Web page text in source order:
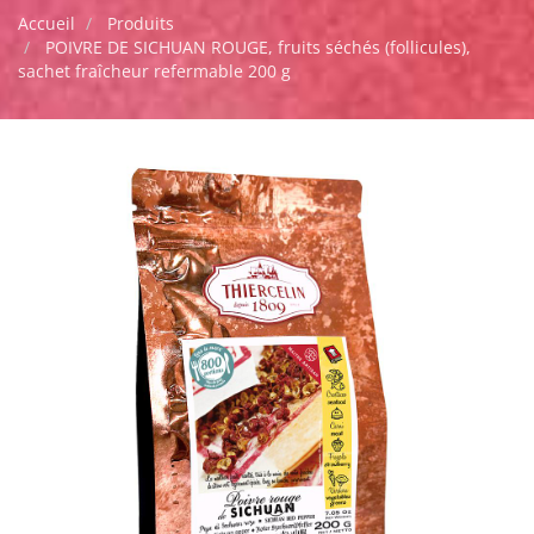
Accueil
Produits
POIVRE DE SICHUAN ROUGE, fruits séchés (follicules),
sachet fraîcheur refermable 200 g